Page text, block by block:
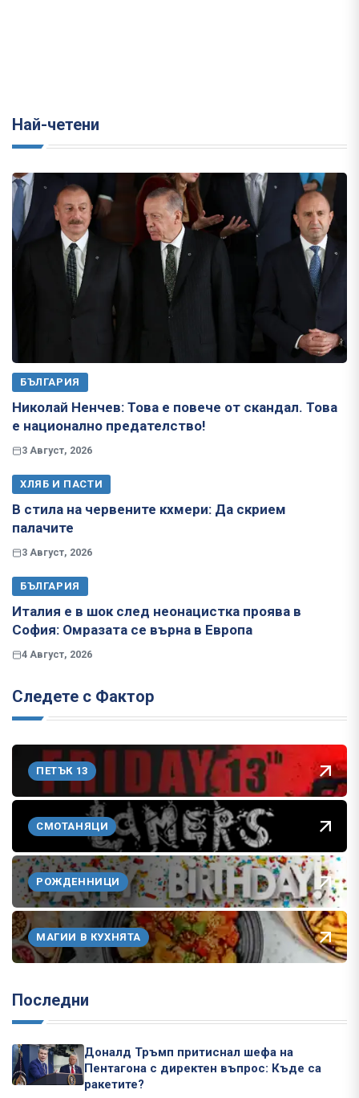
Най-четени
БЪЛГАРИЯ
Николай Ненчев: Това е повече от скандал. Това
е национално предателство!
3 Август, 2026
ХЛЯБ И ПАСТИ
В стила на червените кхмери: Да скрием
палачите
3 Август, 2026
БЪЛГАРИЯ
Италия е в шок след неонацистка проява в
София: Омразата се върна в Европа
4 Август, 2026
Следете с Фактор
ПЕТЪК 13
СМОТАНЯЦИ
РОЖДЕННИЦИ
МАГИИ В КУХНЯТА
Последни
Доналд Тръмп притиснал шефа на
Пентагона с директен въпрос: Къде са
ракетите?